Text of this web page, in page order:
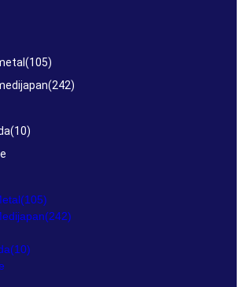
(105)
(242)
(10)
(105)
(242)
(10)